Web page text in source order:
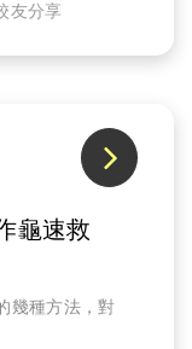
友分享
龜速救
幾種方法，對